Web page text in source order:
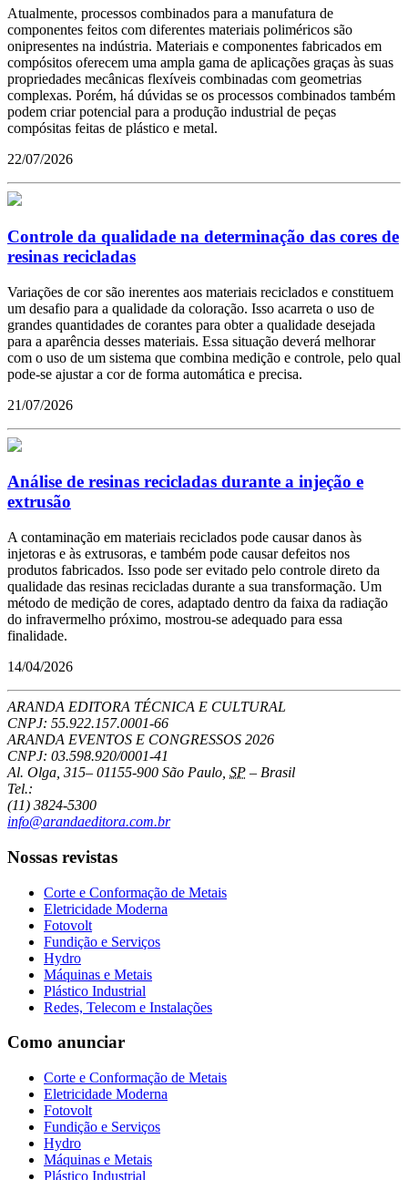
Atualmente, processos combinados para a manufatura de
componentes feitos com diferentes materiais poliméricos são
onipresentes na indústria. Materiais e componentes fabricados em
compósitos oferecem uma ampla gama de aplicações graças às suas
propriedades mecânicas flexíveis combinadas com geometrias
complexas. Porém, há dúvidas se os processos combinados também
podem criar potencial para a produção industrial de peças
compósitas feitas de plástico e metal.
22/07/2026
Controle da qualidade na determinação das cores de
resinas recicladas
Variações de cor são inerentes aos materiais reciclados e constituem
um desafio para a qualidade da coloração. Isso acarreta o uso de
grandes quantidades de corantes para obter a qualidade desejada
para a aparência desses materiais. Essa situação deverá melhorar
com o uso de um sistema que combina medição e controle, pelo qual
pode-se ajustar a cor de forma automática e precisa.
21/07/2026
Análise de resinas recicladas durante a injeção e
extrusão
A contaminação em materiais reciclados pode causar danos às
injetoras e às extrusoras, e também pode causar defeitos nos
produtos fabricados. Isso pode ser evitado pelo controle direto da
qualidade das resinas recicladas durante a sua transformação. Um
método de medição de cores, adaptado dentro da faixa da radiação
do infravermelho próximo, mostrou-se adequado para essa
finalidade.
14/04/2026
ARANDA EDITORA TÉCNICA E CULTURAL
CNPJ: 55.922.157.0001-66
ARANDA EVENTOS E CONGRESSOS 2026
CNPJ: 03.598.920/0001-41
Al. Olga, 315– 01155-900 São Paulo SP – Brasil
Tel.:
(11) 3824-5300
info@arandaeditora.com.br
Nossas revistas
Corte e Conformação de Metais
Eletricidade Moderna
Fotovolt
Fundição e Serviços
Hydro
Máquinas e Metais
Plástico Industrial
Redes, Telecom e Instalações
Como anunciar
Corte e Conformação de Metais
Eletricidade Moderna
Fotovolt
Fundição e Serviços
Hydro
Máquinas e Metais
Plástico Industrial